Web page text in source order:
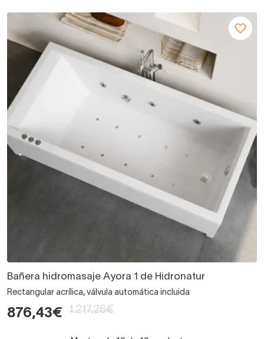
Bañera hidromasaje Ayora 1 de Hidronatur
Rectangular acrílica, válvula automática incluida
876,43€ 1.217,26€